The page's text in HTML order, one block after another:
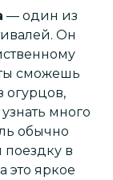
— один из
Он
сможешь
огурцов,
много
обычно
поездку в
это яркое